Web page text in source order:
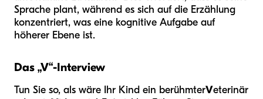
Sprache plant, während es sich auf die Erzählung
konzentriert, was eine kognitive Aufgabe auf
höherer Ebene ist.
Das „V“-Interview
Tun Sie so, als wäre Ihr Kind ein berühmterVeterinär